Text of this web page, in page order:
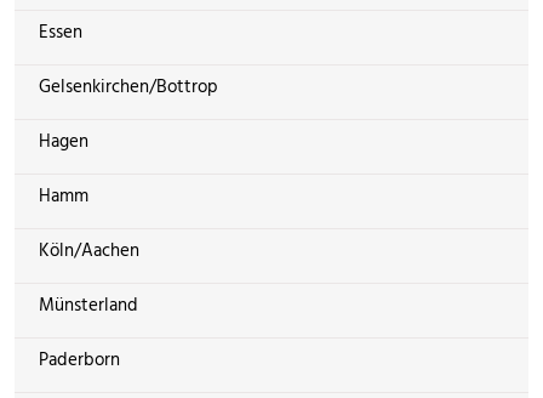
Essen
Gelsenkirchen/Bottrop
Hagen
Hamm
Köln/Aachen
Münsterland
Paderborn